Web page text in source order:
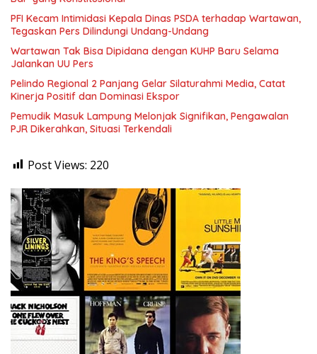
PFI Kecam Intimidasi Kepala Dinas PSDA terhadap Wartawan,
Tegaskan Pers Dilindungi Undang-Undang
Wartawan Tak Bisa Dipidana dengan KUHP Baru Selama
Jalankan UU Pers
Pelindo Regional 2 Panjang Gelar Silaturahmi Media, Catat
Kinerja Positif dan Dominasi Ekspor
Pemudik Masuk Lampung Melonjak Signifikan, Pengawalan
PJR Dikerahkan, Situasi Terkendali
Post Views: 220